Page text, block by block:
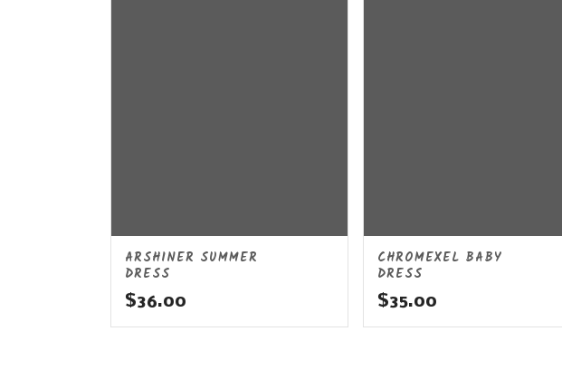
ARSHINER SUMMER
DRESS
$36.00
CHROMEXEL BABY
DRESS
$35.00